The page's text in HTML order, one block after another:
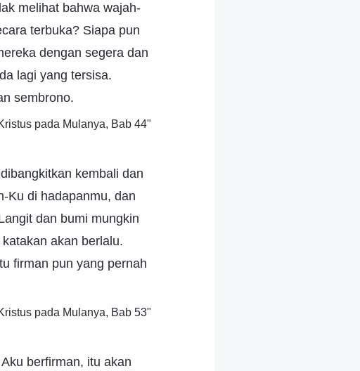
melihat bahwa wajah-
terbuka? Siapa pun
dengan segera dan
lagi yang tersisa.
sembrono.
pada Mulanya, Bab 44"
kembali dan
Ku di hadapanmu, dan
dan bumi mungkin
akan berlalu.
firman pun yang pernah
pada Mulanya, Bab 53"
berfirman, itu akan